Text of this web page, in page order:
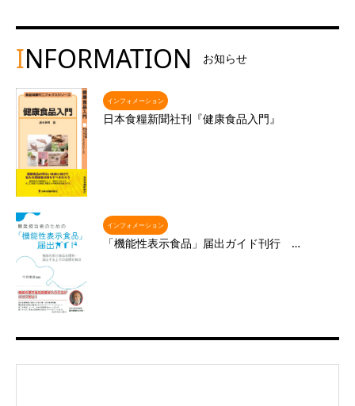
INFORMATION お知らせ
インフォメーション
日本食糧新聞社刊『健康食品入門』
インフォメーション
「機能性表示食品」届出ガイド刊行 …